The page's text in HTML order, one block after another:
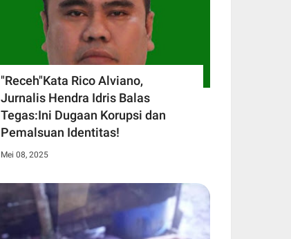
"Receh"Kata Rico Alviano,
Jurnalis Hendra Idris Balas
Tegas:Ini Dugaan Korupsi dan
Pemalsuan Identitas!
Mei 08, 2025